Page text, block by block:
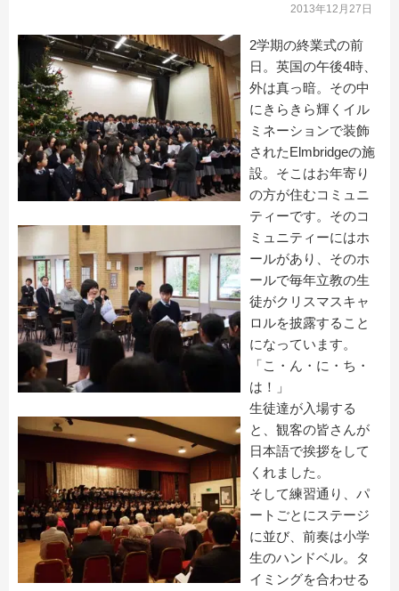
2013年12月27日
2学期の終業式の前
日。英国の午後4時、
外は真っ暗。その中
にきらきら輝くイル
ミネーションで装飾
されたElmbridgeの施
設。そこはお年寄り
の方が住むコミュニ
ティーです。そのコ
ミュニティーにはホ
ールがあり、そのホ
ールで毎年立教の生
徒がクリスマスキャ
ロルを披露すること
になっています。
「こ・ん・に・ち・
は！」
生徒達が入場する
と、観客の皆さんが
日本語で挨拶をして
くれました。
そして練習通り、パ
ートごとにステージ
に並び、前奏は小学
生のハンドベル。タ
イミングを合わせる